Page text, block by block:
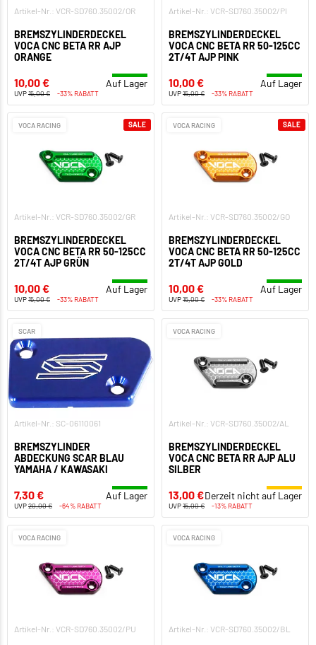
Artikel-Nr.: VCR-SD760.35002/OR
BREMSZYLINDERDECKEL
VOCA CNC BETA RR AJP
ORANGE
10,00 € Auf Lager
UVP15,00 € -33% RABATT
Artikel-Nr.: VCR-SD760.35002/PI
BREMSZYLINDERDECKEL
VOCA CNC BETA RR 50-125CC
2T/4T AJP PINK
10,00 € Auf Lager
UVP15,00 € -33% RABATT
VOCA RACING
Artikel-Nr.: VCR-SD760.35002/GR
BREMSZYLINDERDECKEL
VOCA CNC BETA RR 50-125CC
2T/4T AJP GRÜN
10,00 € Auf Lager
UVP15,00 € -33% RABATT
SALE VOCA RACING
Artikel-Nr.: VCR-SD760.35002/GO
BREMSZYLINDERDECKEL
VOCA CNC BETA RR 50-125CC
2T/4T AJP GOLD
10,00 € Auf Lager
UVP15,00 € -33% RABATT
SALE
SCAR
Artikel-Nr.: SC-06110061
BREMSZYLINDER
ABDECKUNG SCAR BLAU
YAMAHA / KAWASAKI
7,30 € Auf Lager
UVP20,00 € -64% RABATT
VOCA RACING
Artikel-Nr.: VCR-SD760.35002/AL
BREMSZYLINDERDECKEL
VOCA CNC BETA RR AJP ALU
SILBER
13,00 €Derzeit nicht auf Lager
UVP15,00 € -13% RABATT
VOCA RACING
Artikel-Nr.: VCR-SD760.35002/PU
VOCA RACING
Artikel-Nr.: VCR-SD760.35002/BL